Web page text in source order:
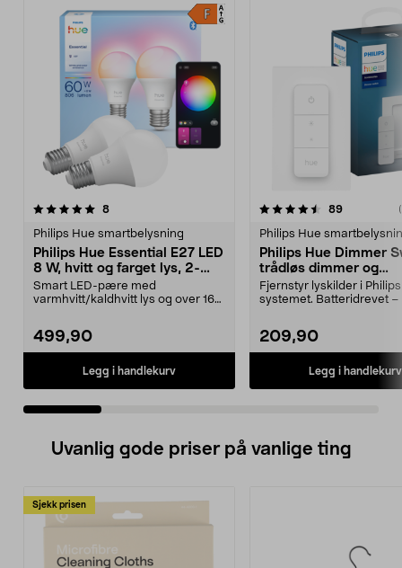
8anmeldelser
Philips Hue smartbelysning
Philips Hue Essential E27 LED
8 W, hvitt og farget lys, 2-
pakning
Smart LED-pære med
varmhvitt/kaldhvitt lys og over 16
499,90
Legg i handlekurv
4.5 av 5 stjerner 89
Philips Hue
Philips Hue Dimmer
trådløs dimmer og
fjernkontroll
Fjernstyr lyskilder i
systemet. Batteridrevet –
209,90
Legg i handlekurv
0.0 av 5 stjerner
Uvanlig gode priser på vanlige ting
Sjekk prisen